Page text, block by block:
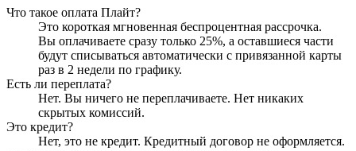
Что такое оплата Плайт?
Это короткая мгновенная беспроцентная рассрочка.
Вы оплачиваете сразу только 25%, а оставшиеся части
будут списываться автоматически с привязанной карты
раз в 2 недели по графику.
Есть ли переплата?
Нет. Вы ничего не переплачиваете. Нет никаких
скрытых комиссий.
Это кредит?
Нет, это не кредит. Кредитный договор не оформляется.